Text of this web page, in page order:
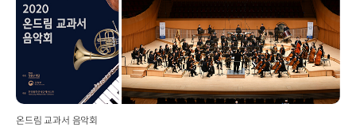
온드림 교과서 음악회